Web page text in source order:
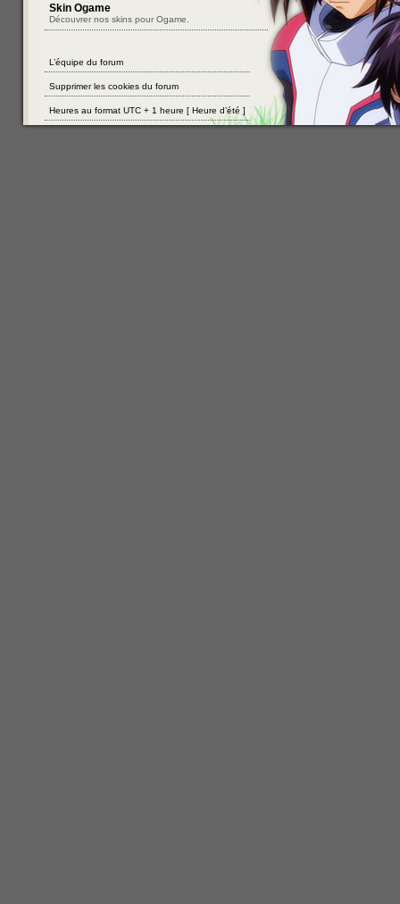
Skin Ogame
Découvrer nos skins pour Ogame.
L’équipe du forum
Supprimer les cookies du forum
Heures au format UTC + 1 heure [ Heure d’été ]